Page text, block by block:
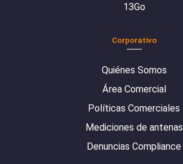
13Go
Corporativo
Quiénes Somos
Área Comercial
Políticas Comerciales
Mediciones de antenas
Denuncias Compliance